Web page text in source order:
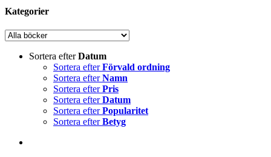
Kategorier
Sortera efterDatum
Sortera efterFörvald ordning
Sortera efterNamn
Sortera efterPris
Sortera efterDatum
Sortera efterPopularitet
Sortera efterBetyg